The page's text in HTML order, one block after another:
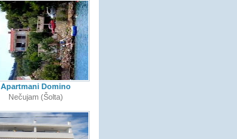
Apartmani Domino
Nečujam (Šolta)